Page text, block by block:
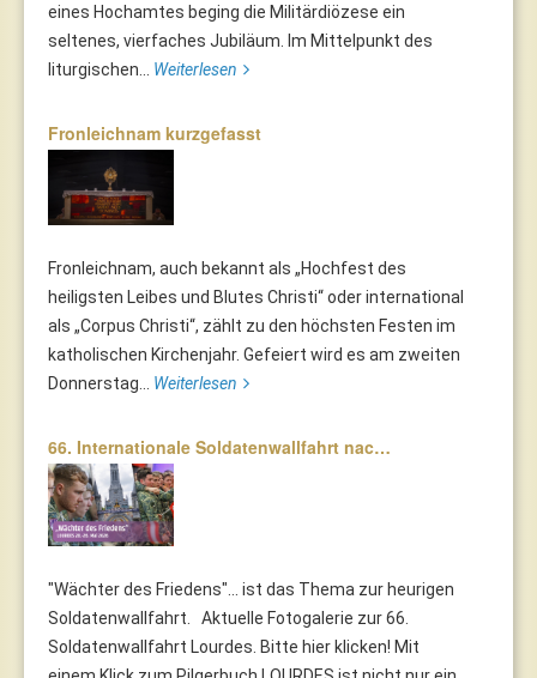
eines Hochamtes beging die Militärdiözese ein
seltenes, vierfaches Jubiläum. Im Mittelpunkt des
liturgischen... Weiterlesen
Fronleichnam kurzgefasst
Fronleichnam, auch bekannt als „Hochfest des
heiligsten Leibes und Blutes Christi“ oder international
als „Corpus Christi“, zählt zu den höchsten Festen im
katholischen Kirchenjahr. Gefeiert wird es am zweiten
Donnerstag... Weiterlesen
66. Internationale Soldatenwallfahrt nac…
"Wächter des Friedens"... ist das Thema zur heurigen
Soldatenwallfahrt. Aktuelle Fotogalerie zur 66.
Soldatenwallfahrt Lourdes. Bitte hier klicken! Mit